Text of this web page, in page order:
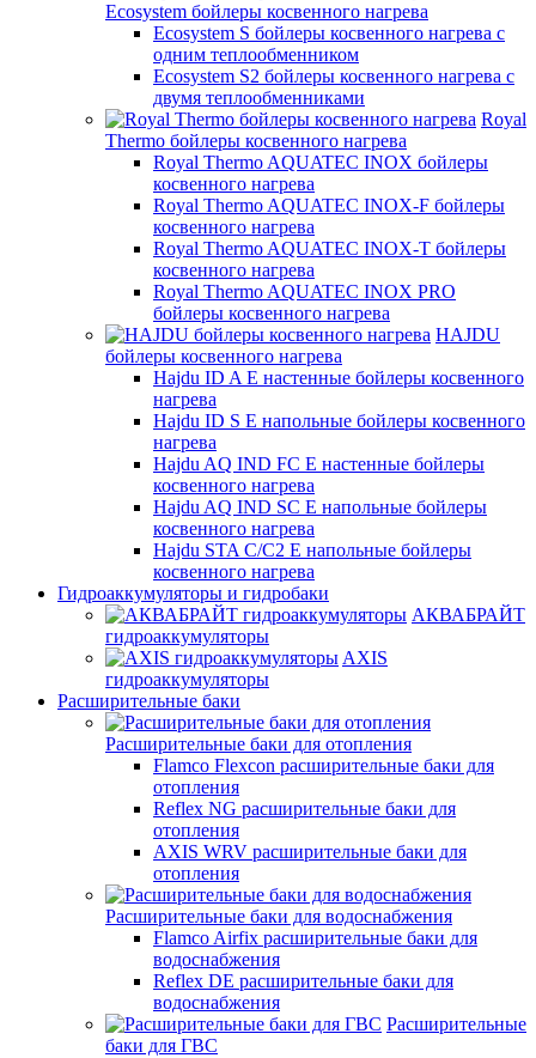
Ecosystem бойлеры косвенного нагрева
Ecosystem S бойлеры косвенного нагрева с
одним теплообменником
Ecosystem S2 бойлеры косвенного нагрева с
двумя теплообменниками
Royal
Thermo бойлеры косвенного нагрева
Royal Thermo AQUATEC INOX бойлеры
косвенного нагрева
Royal Thermo AQUATEC INOX-F бойлеры
косвенного нагрева
Royal Thermo AQUATEC INOX-T бойлеры
косвенного нагрева
Royal Thermo AQUATEC INOX PRO
бойлеры косвенного нагрева
HAJDU
бойлеры косвенного нагрева
Hajdu ID A E настенные бойлеры косвенного
нагрева
Hajdu ID S E напольные бойлеры косвенного
нагрева
Hajdu AQ IND FC E настенные бойлеры
косвенного нагрева
Hajdu AQ IND SC E напольные бойлеры
косвенного нагрева
Hajdu STA C/C2 E напольные бойлеры
косвенного нагрева
Гидроаккумуляторы и гидробаки
АКВАБРАЙТ
гидроаккумуляторы
AXIS
гидроаккумуляторы
Расширительные баки
Расширительные баки для отопления
Flamco Flexcon расширительные баки для
отопления
Reflex NG расширительные баки для
отопления
AXIS WRV расширительные баки для
отопления
Расширительные баки для водоснабжения
Flamco Airfix расширительные баки для
водоснабжения
Reflex DЕ расширительные баки для
водоснабжения
Расширительные
баки для ГВС